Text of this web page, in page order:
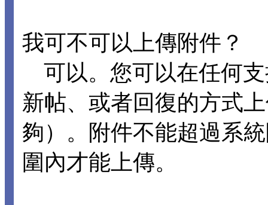
我可不可以上傳附件？
可以。您可以在任何
新帖、或者回復的方式
夠）。附件不能超過系
圍內才能上傳。